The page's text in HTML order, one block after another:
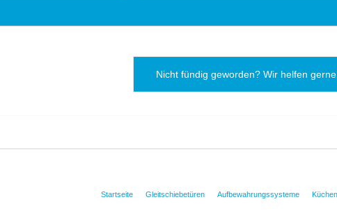
Nicht fündig geworden? Wir helfen
Startseite Gleitschiebetüren Aufbewahrungssysteme Küchen